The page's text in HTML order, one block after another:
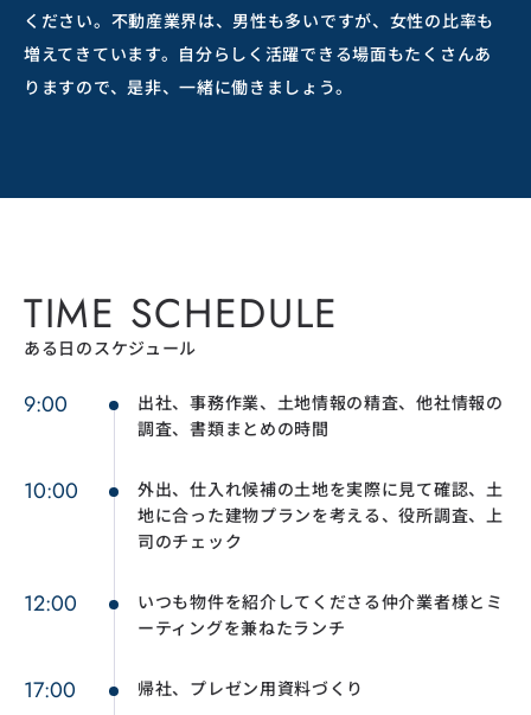
ください。不動産業界は、男性も多いですが、女性の比率も
増えてきています。自分らしく活躍できる場面もたくさんあ
りますので、是非、一緒に働きましょう。
TIME SCHEDULE
ある日のスケジュール
9:00
出社、事務作業、土地情報の精査、他社情報の
調査、書類まとめの時間
10:00
外出、仕入れ候補の土地を実際に見て確認、土
地に合った建物プランを考える、役所調査、上
司のチェック
12:00
いつも物件を紹介してくださる仲介業者様とミ
ーティングを兼ねたランチ
17:00 帰社、プレゼン用資料づくり